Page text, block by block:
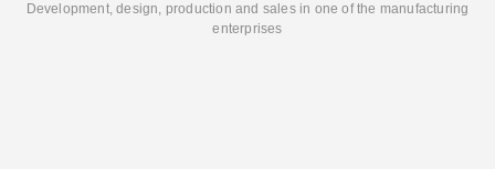
Development, design, production and sales in one of the manufacturing
enterprises